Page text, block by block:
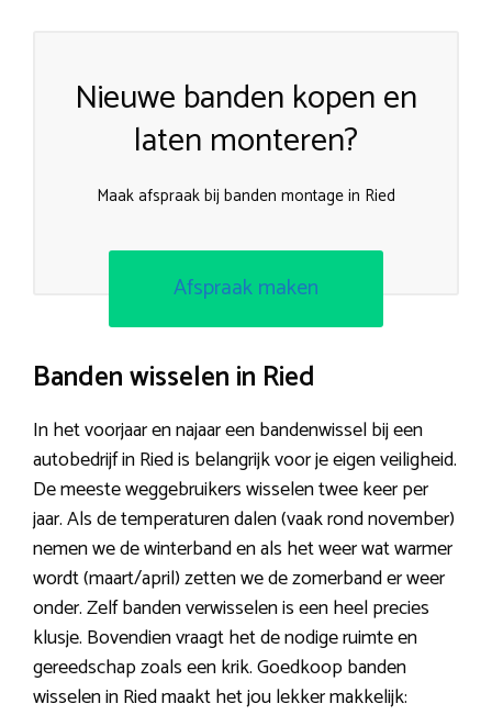
Nieuwe banden kopen en
laten monteren?
Maak afspraak bij banden montage in Ried
Afspraak maken
Banden wisselen in Ried
In het voorjaar en najaar een bandenwissel bij een
autobedrijf in Ried is belangrijk voor je eigen veiligheid.
De meeste weggebruikers wisselen twee keer per
jaar. Als de temperaturen dalen (vaak rond november)
nemen we de winterband en als het weer wat warmer
wordt (maart/april) zetten we de zomerband er weer
onder. Zelf banden verwisselen is een heel precies
klusje. Bovendien vraagt het de nodige ruimte en
gereedschap zoals een krik. Goedkoop banden
wisselen in Ried maakt het jou lekker makkelijk: